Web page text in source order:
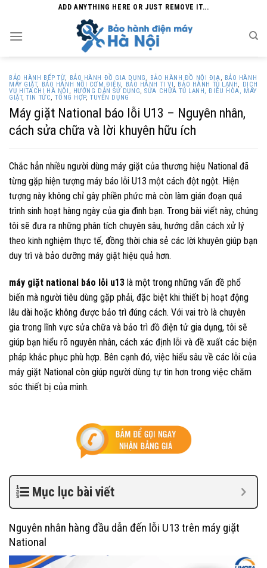
content
ADD ANYTHING HERE OR JUST REMOVE IT...
BẢO HÀNH BẾP TỪ, BẢO HÀNH ĐỒ GIA DỤNG , BẢO HÀNH ĐỒ NỘI ĐỊA, BẢO HÀNH
MÁY GIẶT, BẢO HÀNH NỒI CƠM ĐIỆN, BẢO HÀNH TI VI, BẢO HÀNH TỦ LẠNH, DỊCH
VỤ HITACHI HÀ NỘI , HƯỚNG DẪN SỬ DỤNG,SỬA CHỮA TỦ LẠNH, ĐIỀU HÒA, MÁY
GIẶT,TIN TỨC,TỔNG HỢP,TUYỂN DỤNG
Máy giặt National báo lỗi U13 – Nguyên nhân,
cách sửa chữa và lời khuyên hữu ích
Chắc hẳn nhiều người dùng máy giặt của thương hiệu National đã
từng gặp hiện tượng máy báo lỗi U13 một cách đột ngột. Hiện
tượng này không chỉ gây phiền phức mà còn làm gián đoạn quá
trình sinh hoạt hàng ngày của gia đình bạn. Trong bài viết này, chúng
tôi sẽ đưa ra những phân tích chuyên sâu, hướng dẫn cách xử lý
theo kinh nghiệm thực tế, đồng thời chia sẻ các lời khuyên giúp bạn
duy trì và bảo dưỡng máy giặt hiệu quả hơn.
máy giặt national báo lỗi u13 là một trong những vấn đề phổ
biến mà người tiêu dùng gặp phải, đặc biệt khi thiết bị hoạt động
lâu dài hoặc không được bảo trì đúng cách. Với vai trò là chuyên
gia trong lĩnh vực sửa chữa và bảo trì đồ điện tử gia dụng, tôi sẽ
giúp bạn hiểu rõ nguyên nhân, cách xác định lỗi và đề xuất các biện
pháp khắc phục phù hợp. Bên cạnh đó, việc hiểu sâu về các lỗi của
máy giặt National còn giúp người dùng tự tin hơn trong việc chăm
sóc thiết bị của mình.
Mục lục bài viết
Nguyên nhân hàng đầu dẫn đến lỗi U13 trên máy giặt
National